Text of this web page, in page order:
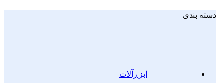
دسته بندی
ابزارآلات